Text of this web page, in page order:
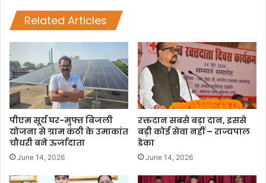
Related Articles
पीएम सूर्य घर-मुफ्त बिजली
योजना से ग्राम कंठी के उमाकांत
चौधरी बने ऊर्जादाता
June 14, 2026
रक्तदान सबसे बड़ा दान, इससे
बड़ी कोई सेवा नहीं – राज्यपाल
डेका
June 14, 2026